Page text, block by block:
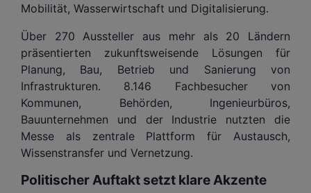
Mobilität, Wasserwirtschaft und Digitalisierung.
Über 270 Aussteller aus mehr als 20 Ländern
präsentierten zukunftsweisende Lösungen für
Planung, Bau, Betrieb und Sanierung von
Infrastrukturen. 8.146 Fachbesucher von
Kommunen, Behörden, Ingenieurbüros,
Bauunternehmen und der Industrie nutzten die
Messe als zentrale Plattform für Austausch,
Wissenstransfer und Vernetzung.
Politischer Auftakt setzt klare Akzente